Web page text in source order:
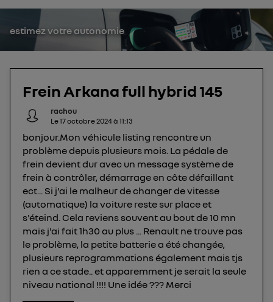
estimez votre autonomie
Frein Arkana full hybrid 145
rachou
Le17 octobre 2024à 11:13
bonjour.Mon véhicule listing rencontre un
problème depuis plusieurs mois. La pédale de
frein devient dur avec un message système de
frein à contrôler, démarrage en côte défaillant
ect... Si j'ai le malheur de changer de vitesse
(automatique) la voiture reste sur place et
s'éteind. Cela reviens souvent au bout de 10 mn
mais j'ai fait 1h30 au plus ... Renault ne trouve pas
le problème, la petite batterie a été changée,
plusieurs reprogrammations également mais tjs
rien a ce stade.. et apparemment je serait la seule
niveau national !!!! Une idée ??? Merci
consentez sur chaque site).
La technologie Utiq a été conçue pour la
protection de vos données personnelles en vous
télécom basé sur votre adresse IP et une référence
de votre contrat internet (ex : votre numéro de
téléphone).
L'identifiant est associé à votre connexion
internet. Ainsi, toutes les personnes utilisant la
même connexion et ayant consenties se verront
attribuer le même identifiant. En général :
Pour uneconnexion foyer(ex : Wi-Fi), la personnalisation sera basée
sur la navigation des membres du foyer ayant consentis.
Pour uneconnexion mobile , la personnalisation sera basée
uniquement sur la navigation de l'utilisateur du mobile.
Vous pouvez à tout moment retirer ce
consentement surle portail d’Utiq("
") ou via la page « gérer Utiq » en bas de ce site.
Pour plus d'informations, veuillez consulter